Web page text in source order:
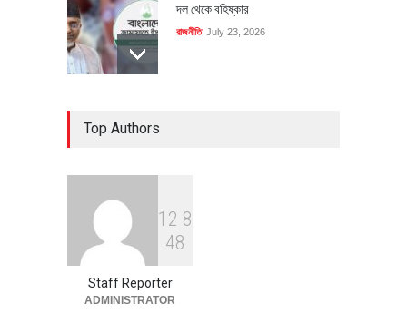
দল থেকে বহিষ্কার
রাজনীতি July 23, 2026
বৈশ্বিক প্রতিযোগিতা সক্ষমতা বাড়াতে
পোশাক শিল্পে নতুন উদ্যোগ
Top Authors
1 2 8
48
Staff Reporter
ADMINISTRATOR